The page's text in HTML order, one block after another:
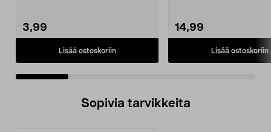
3,99
Lisää ostoskoriin
14,99
Lisää ostoskoriin
Sopivia tarvikkeita